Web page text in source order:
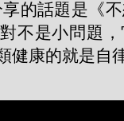
的話題是《
不是小問題
健康的就是自